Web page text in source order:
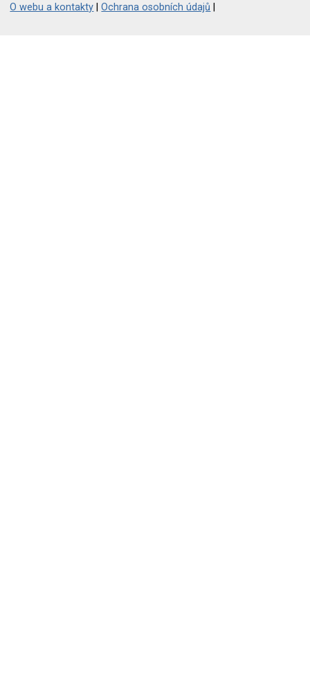
O webu a kontakty |Ochrana osobních údajů